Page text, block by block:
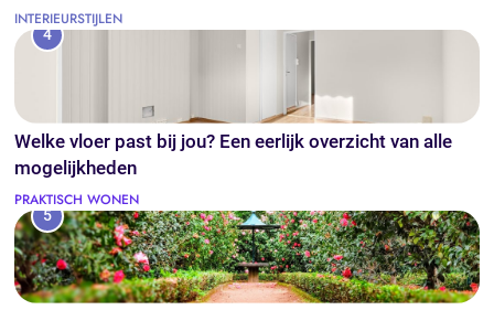
INTERIEURSTIJLEN
4
Welke vloer past bij jou? Een eerlijk overzicht van alle
mogelijkheden
PRAKTISCH WONEN
5